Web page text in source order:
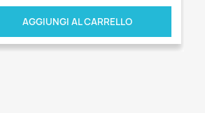
AGGIUNGI AL CARRELLO